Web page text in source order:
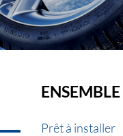
ENSEMBLE
Prêt à installer